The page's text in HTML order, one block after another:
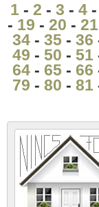
1 - 2 - 3 - 4 -
- 19 - 20 - 21
34 - 35 - 36
49 - 50 - 51
64 - 65 - 66
79 - 80 - 81